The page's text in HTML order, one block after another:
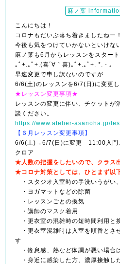
麻ノ葉
こんにちは！
コロナもだいぶ落ち着きましたねー
今後も気をつけていかないといけな
麻ノ葉も6月からレッスンをスター
｡ﾟ+.｡ﾟ+.(喜´∀｀喜)｡ﾟ+.｡ﾟ+. *.・。
早速変更で申し訳ないのですが
6/6(土)のレッスンを6/7(日)に変更
★レッスン変更事項★
レッスンの変更に伴い、チケットが
談ください。
https://www.atelier-asanoha.jp/
【６月 レッスン変更事項】
6/6(土)→6/7(日)に変更 11:00入門
クロア
★人数の把握をしたいので、クラス
★コロナ対策としては、ひとまず以
・スタジオ入室時の手洗いうがい
・ヨガマットなどの除菌
・レッスンごとの換気
・講師のマスク着用
・更衣室の混雑時の短時間利用と
・更衣室混雑時は入室を順番とさ
す
・倦怠感、熱など体調が悪い場合
・身近に感染した方、濃厚接触し